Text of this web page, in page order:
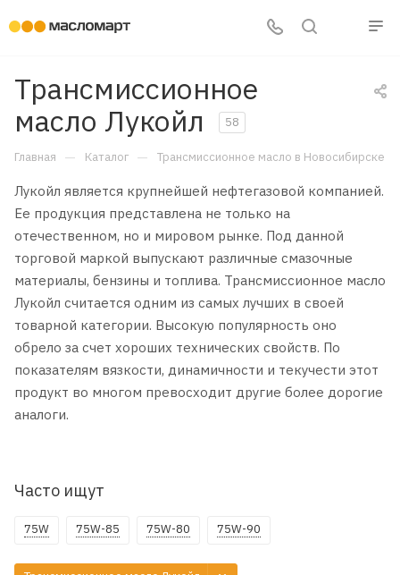
Трансмиссионное
масло Лукойл
58
Главная — Каталог — Трансмиссионное масло в Новосибирске
Лукойл является крупнейшей нефтегазовой компанией.
Ее продукция представлена не только на
отечественном, но и мировом рынке. Под данной
торговой маркой выпускают различные смазочные
материалы, бензины и топлива. Трансмиссионное масло
Лукойл считается одним из самых лучших в своей
товарной категории. Высокую популярность оно
обрело за счет хороших технических свойств. По
показателям вязкости, динамичности и текучести этот
продукт во многом превосходит другие более дорогие
аналоги.
Часто ищут
75W 75W-85 75W-80 75W-90